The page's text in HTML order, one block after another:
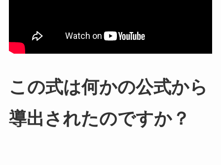
この式は何かの公式から
導出されたのですか？